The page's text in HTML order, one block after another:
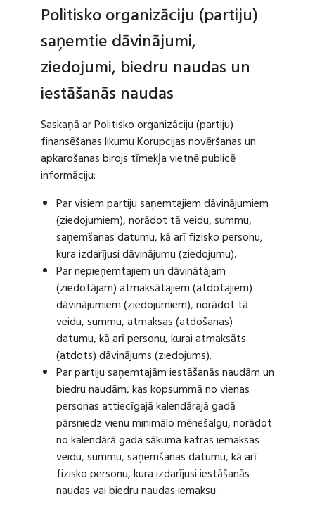
Politisko organizāciju (partiju)
saņemtie dāvinājumi,
ziedojumi, biedru naudas un
iestāšanās naudas
Saskaņā ar Politisko organizāciju (partiju)
finansēšanas likumu Korupcijas novēršanas un
apkarošanas birojs tīmekļa vietnē publicē
informāciju:
Par visiem partiju saņemtajiem dāvinājumiem
(ziedojumiem), norādot tā veidu, summu,
saņemšanas datumu, kā arī fizisko personu,
kura izdarījusi dāvinājumu (ziedojumu).
Par nepieņemtajiem un dāvinātājam
(ziedotājam) atmaksātajiem (atdotajiem)
dāvinājumiem (ziedojumiem), norādot tā
veidu, summu, atmaksas (atdošanas)
datumu, kā arī personu, kurai atmaksāts
(atdots) dāvinājums (ziedojums).
Par partiju saņemtajām iestāšanās naudām un
biedru naudām, kas kopsummā no vienas
personas attiecīgajā kalendārajā gadā
pārsniedz vienu minimālo mēnešalgu, norādot
no kalendārā gada sākuma katras iemaksas
veidu, summu, saņemšanas datumu, kā arī
fizisko personu, kura izdarījusi iestāšanās
naudas vai biedru naudas iemaksu.